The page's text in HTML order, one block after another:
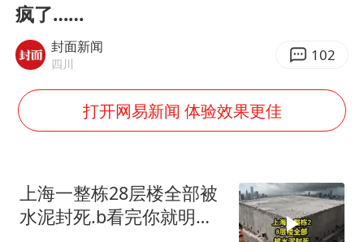
NBA传奇教练老尼尔森去世
加沙约14万栋建筑被完全摧毁
5万小车卖不动 微型代步车集体遇冷
疯了……
封面新闻
四川 102
打开网易新闻 体验效果更佳
上海一整栋28层楼全部被
水泥封死.b看完你就明白